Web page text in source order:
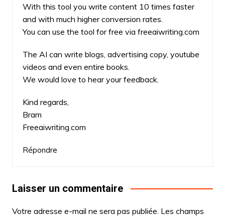
With this tool you write content 10 times faster
and with much higher conversion rates.
You can use the tool for free via freeaiwriting.com
The AI can write blogs, advertising copy, youtube
videos and even entire books.
We would love to hear your feedback.
Kind regards,
Bram
Freeaiwriting.com
Répondre
Laisser un commentaire
Votre adresse e-mail ne sera pas publiée. Les champs